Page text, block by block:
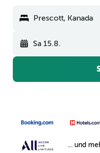
Prescott, Kanada
Sa 15.8.
… und